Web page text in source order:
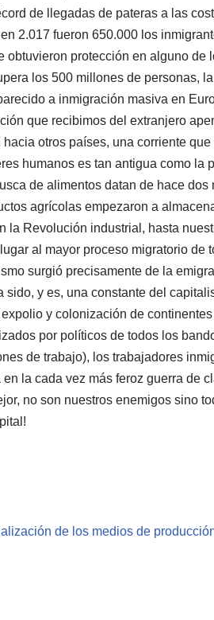
de llegadas de pateras a las
2.017 fueron 650.000 los
obtuvieron protección en alguno
los 500 millones de personas,
a inmigración masiva en
que recibimos del extranjero
otros países, una corriente
humanos es tan antigua como
de alimentos datan de hace
agrícolas empezaron a
la Revolución industrial, hasta
al mayor proceso migratorio de
surgió precisamente de la
sido, y es, una constante del
y colonización de
por políticos de todos los
de trabajo), los trabajadores
la cada vez más feroz guerra de
no son nuestros enemigos sino
de los medios de